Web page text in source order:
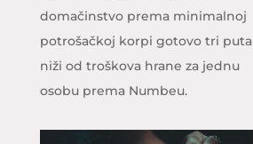
domačinstvo prema minimalnoj
potrošačkoj korpi gotovo tri puta
niži od troškova hrane za jednu
osobu prema Numbeu.